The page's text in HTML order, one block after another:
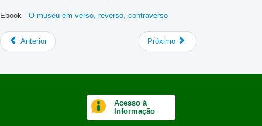
Ebook - O museu em verso, reverso, contraverso
Anterior Próximo
Acesso à
Informação